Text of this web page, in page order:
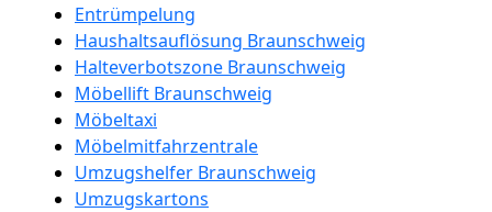
Entrümpelung
Haushaltsauflösung Braunschweig
Halteverbotszone Braunschweig
Möbellift Braunschweig
Möbeltaxi
Möbelmitfahrzentrale
Umzugshelfer Braunschweig
Umzugskartons